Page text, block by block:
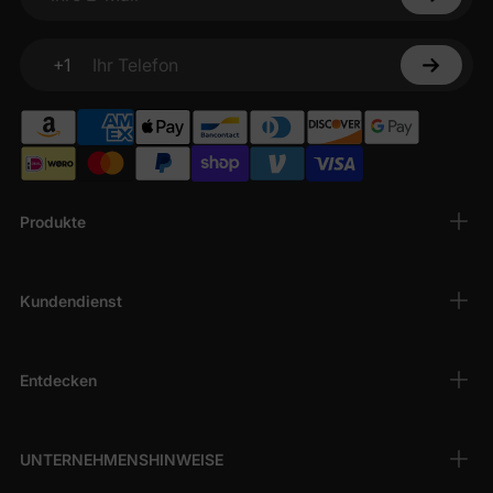
Produkte
Kundendienst
Entdecken
UNTERNEHMENSHINWEISE
Ihre E-Mail
+1
Ihr Telefon